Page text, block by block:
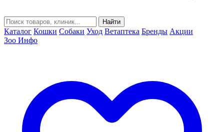
Найти
Каталог Кошки Собаки Уход Ветаптека Бренды Акции
Зоо Инфо